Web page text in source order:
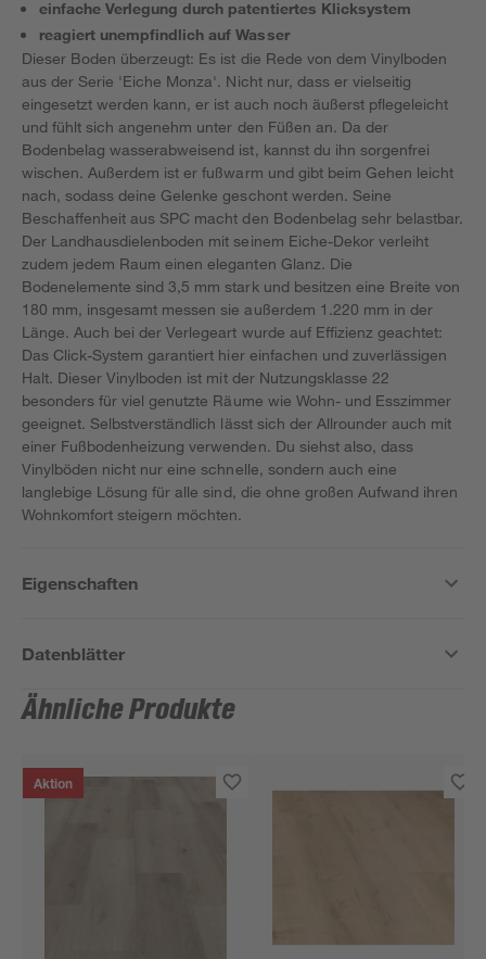
einfache Verlegung durch patentiertes Klicksystem
reagiert unempfindlich auf Wasser
Dieser Boden überzeugt: Es ist die Rede von dem Vinylboden
aus der Serie 'Eiche Monza'. Nicht nur, dass er vielseitig
eingesetzt werden kann, er ist auch noch äußerst pflegeleicht
und fühlt sich angenehm unter den Füßen an. Da der
Bodenbelag wasserabweisend ist, kannst du ihn sorgenfrei
wischen. Außerdem ist er fußwarm und gibt beim Gehen leicht
nach, sodass deine Gelenke geschont werden. Seine
Beschaffenheit aus SPC macht den Bodenbelag sehr belastbar.
Der Landhausdielenboden mit seinem Eiche-Dekor verleiht
zudem jedem Raum einen eleganten Glanz. Die
Bodenelemente sind 3,5 mm stark und besitzen eine Breite von
180 mm, insgesamt messen sie außerdem 1.220 mm in der
Länge. Auch bei der Verlegeart wurde auf Effizienz geachtet:
Das Click-System garantiert hier einfachen und zuverlässigen
Halt. Dieser Vinylboden ist mit der Nutzungsklasse 22
besonders für viel genutzte Räume wie Wohn- und Esszimmer
geeignet. Selbstverständlich lässt sich der Allrounder auch mit
einer Fußbodenheizung verwenden. Du siehst also, dass
Vinylböden nicht nur eine schnelle, sondern auch eine
langlebige Lösung für alle sind, die ohne großen Aufwand ihren
Wohnkomfort steigern möchten.
Eigenschaften
Datenblätter
Ähnliche Produkte
Aktion